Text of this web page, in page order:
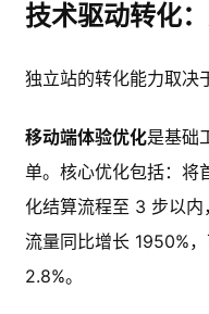
技术驱动转化
独立站的转化能力取决
移动端体验优化是基础
单。核心优化包括：将
化结算流程至 3 步以
流量同比增长 1950%
2.8%。